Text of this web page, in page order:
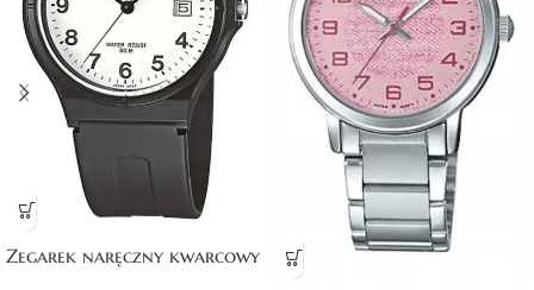
Zegarek naręczny kwarcowy